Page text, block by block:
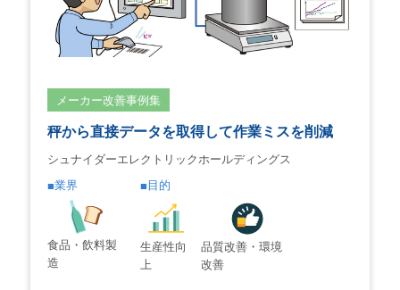
メーカー改善事例集
秤から直接データを取得して作業ミスを削減
シュナイダーエレクトリックホールディングス
業界
食品・飲料製
造
目的
生産性向
上
品質改善・環境
改善